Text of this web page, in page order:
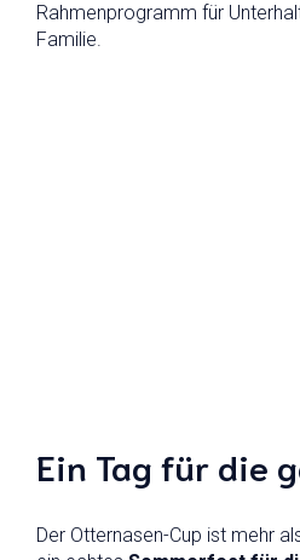
Rahmenprogramm für
Familie.
Ein Tag für die
Der Otternasen-Cup ist mehr